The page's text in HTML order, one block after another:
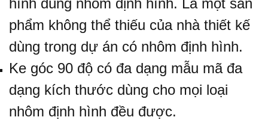
hình dùng nhôm định hình. Là một sản
phẩm không thể thiếu của nhà thiết kế
dùng trong dự án có nhôm định hình.
Ke góc 90 độ có đa dạng mẫu mã đa
dạng kích thước dùng cho mọi loại
nhôm định hình đều được.